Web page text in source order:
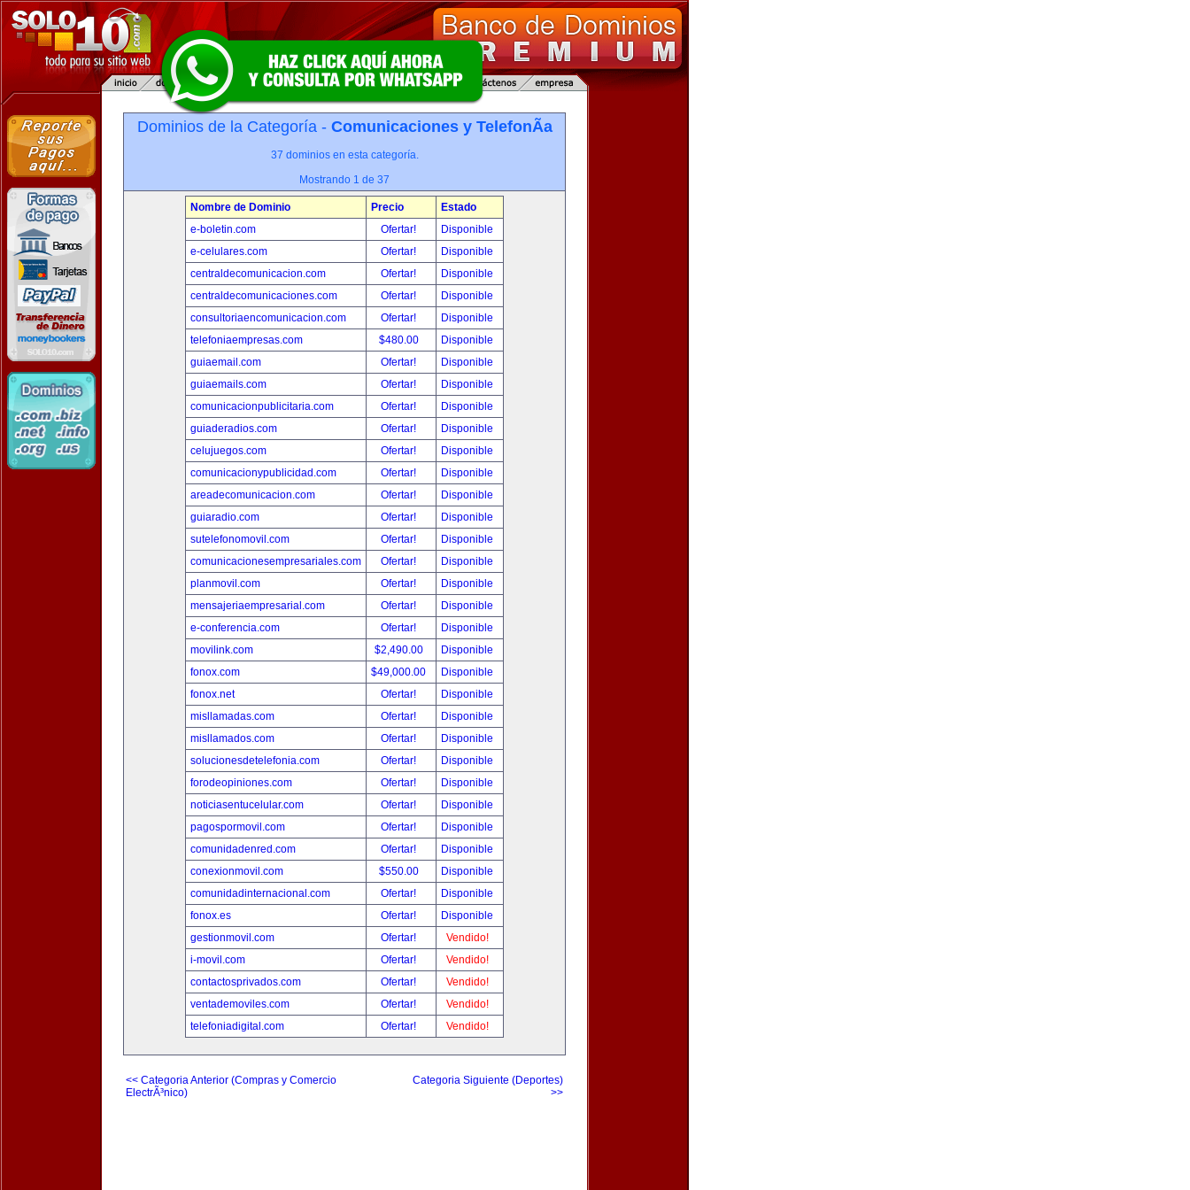
Dominios de la Categoría - Comunicaciones y TelefonÃ­a
37 dominios en esta categoría.
Mostrando 1 de 37
Nombre de Dominio Precio
Estado
e-boletin.com
Ofertar!
Disponible
e-celulares.com
Ofertar!
Disponible
centraldecomunicacion.com
Ofertar!
Disponible
centraldecomunicaciones.com
Ofertar!
Disponible
consultoriaencomunicacion.com
Ofertar!
Disponible
telefoniaempresas.com
$480.00
Disponible
guiaemail.com
Ofertar!
Disponible
guiaemails.com
Ofertar!
Disponible
comunicacionpublicitaria.com
Ofertar!
Disponible
guiaderadios.com
Ofertar!
Disponible
celujuegos.com
Ofertar!
Disponible
comunicacionypublicidad.com
Ofertar!
Disponible
areadecomunicacion.com
Ofertar!
Disponible
guiaradio.com
Ofertar!
Disponible
sutelefonomovil.com
Ofertar!
Disponible
comunicacionesempresariales.com
Ofertar!
Disponible
planmovil.com
Ofertar!
Disponible
mensajeriaempresarial.com
Ofertar!
Disponible
e-conferencia.com
Ofertar!
Disponible
movilink.com
$2,490.00
Disponible
fonox.com
$49,000.00
Disponible
fonox.net
Ofertar!
Disponible
misllamadas.com
Ofertar!
Disponible
misllamados.com
Ofertar!
Disponible
solucionesdetelefonia.com
Ofertar!
Disponible
forodeopiniones.com
Ofertar!
Disponible
noticiasentucelular.com
Ofertar!
Disponible
pagospormovil.com
Ofertar!
Disponible
comunidadenred.com
Ofertar!
Disponible
conexionmovil.com
$550.00
Disponible
comunidadinternacional.com
Ofertar!
Disponible
fonox.es
Ofertar!
Disponible
gestionmovil.com
Ofertar!
Vendido!
i-movil.com
Ofertar!
Vendido!
contactosprivados.com
Ofertar!
Vendido!
ventademoviles.com
Ofertar!
Vendido!
telefoniadigital.com
Ofertar! Vendido!
<< Categoria Anterior (Compras y Comercio
ElectrÃ³nico)
Categoria Siguiente (Deportes)
>>